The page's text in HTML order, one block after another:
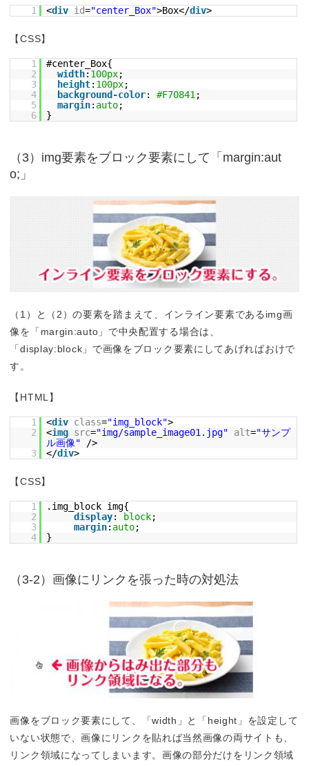
1 <div id="center_Box">Box</div>
【CSS】
1
#center_Box{
2
width: 100px;
3
height: 100px;
4
background-color:#F70841 ;
5
margin: auto;
6
}
（3）img要素をブロック要素にして「margin:aut
o;」
（1）と（2）の要素を踏まえて、インライン要素であるimg画
像を「margin:auto」で中央配置する場合は、
「display:block」で画像をブロック要素にしてあげればおけで
す。
【HTML】
1 <div class="img_block">
2
<img src="img/sample_image01.jpg" alt="サンプ
ル画像"
/>
3
</div>
【CSS】
1
.img_block img{
2
display: block;
3
margin: auto;
4
}
（3-2）画像にリンクを張った時の対処法
画像をブロック要素にして、「width」と「height」を設定して
いない状態で、画像にリンクを貼れば当然画像の両サイトも、
リンク領域になってしまいます。画像の部分だけをリンク領域